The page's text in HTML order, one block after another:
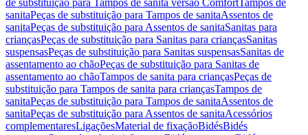
de substituição para Tampos de sanita versão ComfortTampos de
sanitaPeças de substituição para Tampos de sanitaAssentos de
sanitaPeças de substituição para Assentos de sanitaSanitas para
criançasPeças de substituição para Sanitas para criançasSanitas
suspensasPeças de substituição para Sanitas suspensasSanitas de
assentamento ao chãoPeças de substituição para Sanitas de
assentamento ao chãoTampos de sanita para criançasPeças de
substituição para Tampos de sanita para criançasTampos de
sanitaPeças de substituição para Tampos de sanitaAssentos de
sanitaPeças de substituição para Assentos de sanitaAcessórios
complementaresLigaçõesMaterial de fixaçãoBidésBidés